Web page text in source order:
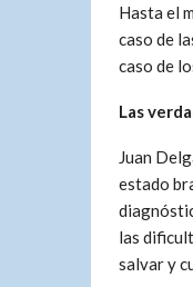
Hasta el
caso de
caso de
Las
Juan
estado
las
salvar y